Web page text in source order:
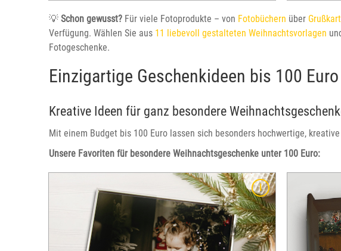
💡 Schon gewusst? Für viele Fotoprodukte – von Fotobüchern über
Verfügung. Wählen Sie aus 11 liebevoll gestalteten Weihnachtsvorlagen
Fotogeschenke.
Einzigartige Geschenkideen bis 100 Euro
Kreative Ideen für ganz besondere
Mit einem Budget bis 100 Euro lassen sich besonders hochwertige,
Unsere Favoriten für besondere Weihnachtsgeschenke unter 100 Euro:
Praktisch, kreativ und einzigartig – das individuelle
Holztablett ist das perfekte Geschenk für alle, die
gerne Gäste bewirten oder der Küche gerne einen
persönlichen Touch verleihen.
Der
machen